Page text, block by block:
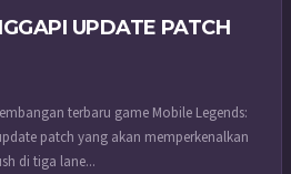
UPDATE PATCH
terbaru game Mobile Legends:
patch yang akan memperkenalkan
di tiga lane...